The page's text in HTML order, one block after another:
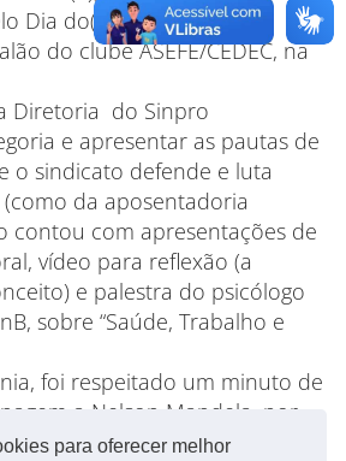
para oferecer melhor
Dia do(a) Orientador(a)
do clube ASEFE/CEDEC, na
Diretoria do Sinpro
e apresentar as pautas de
o sindicato defende e luta
da aposentadoria
contou com apresentações de
vídeo para reflexão (a
e palestra do psicólogo
sobre “Saúde, Trabalho e
foi respeitado um minuto de
a Nelson Mandela, por
para um mundo mais